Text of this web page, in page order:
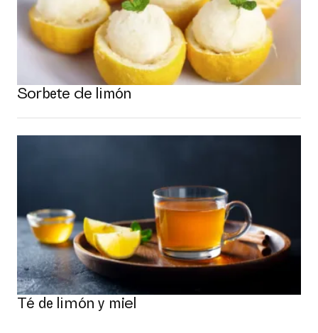
Sorbete de limón
Té de limón y miel